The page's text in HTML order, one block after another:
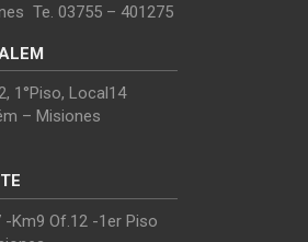
Te. 03755 – 401275
1°Piso, Local14
– Misiones
-Km9 Of.12 -1er Piso